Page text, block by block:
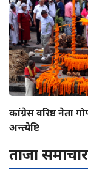
कांग्रेस वरिष्ठ नेता
अन्त्येष्टि
ताजा समाचार